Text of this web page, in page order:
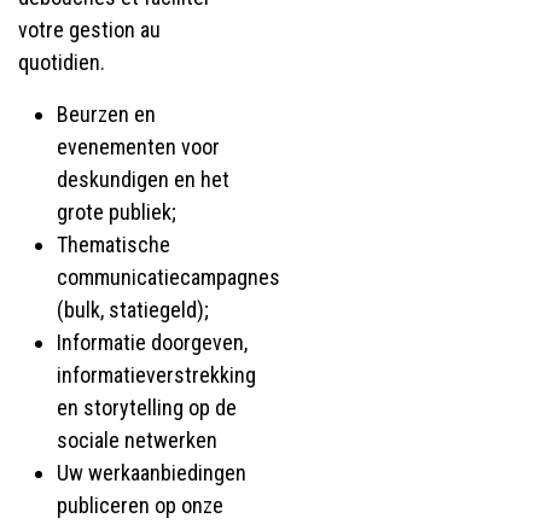
votre gestion au
quotidien.
Beurzen en
evenementen voor
deskundigen en het
grote publiek;
Thematische
communicatiecampagnes
(bulk, statiegeld);
Informatie doorgeven,
informatieverstrekking
en storytelling op de
sociale netwerken
Uw werkaanbiedingen
publiceren op onze